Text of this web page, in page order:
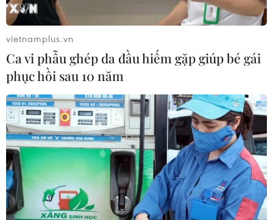
vietnamplus.vn
Ca vi phẫu ghép da đầu hiếm gặp giúp bé gái
phục hồi sau 10 năm